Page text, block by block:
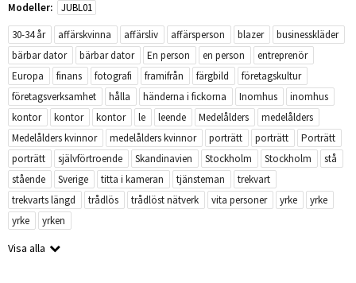
Modeller:
JUBL01
30-34 år
affärskvinna affärsliv affärsperson blazer
businesskläder
bärbar dator
bärbar dator En person en person
entreprenör
Europa
finans fotografi framifrån färgbild
företagskultur
företagsverksamhet
hålla händerna i fickorna Inomhus
inomhus
kontor
kontor kontor le leende Medelålders
medelålders
Medelålders kvinnor
medelålders kvinnor porträtt porträtt
Porträtt
porträtt
självförtroende Skandinavien Stockholm Stockholm
stå
stående
Sverige titta i kameran tjänsteman
trekvart
trekvarts längd
trådlös trådlöst nätverk vita personer yrke
yrke
yrke
yrken
Visa alla